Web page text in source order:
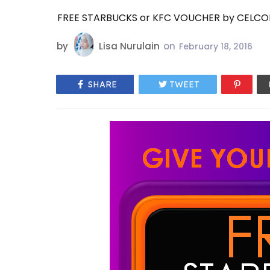
FREE STARBUCKS or KFC VOUCHER by
by Lisa Nurulain on February 18, 2016
SHARE TWEET